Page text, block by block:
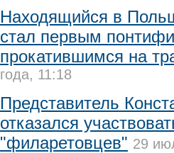
Находящийся в
стал первым
прокатившимся на
года, 11:18
Представитель
отказался
"филаретовцев" 29